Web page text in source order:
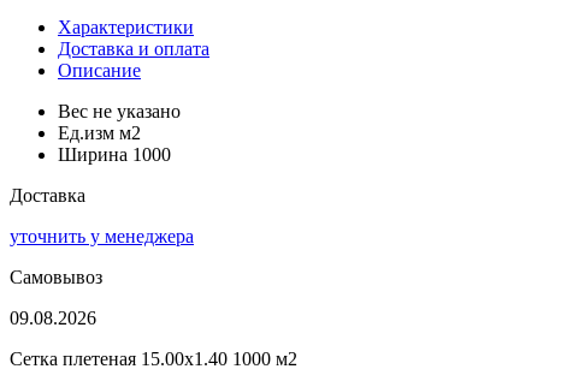
Характеристики
Доставка и оплата
Описание
Вес не указано
Ед.изм м2
Ширина 1000
Доставка
уточнить у менеджера
Самовывоз
09.08.2026
Сетка плетеная 15.00x1.40 1000 м2